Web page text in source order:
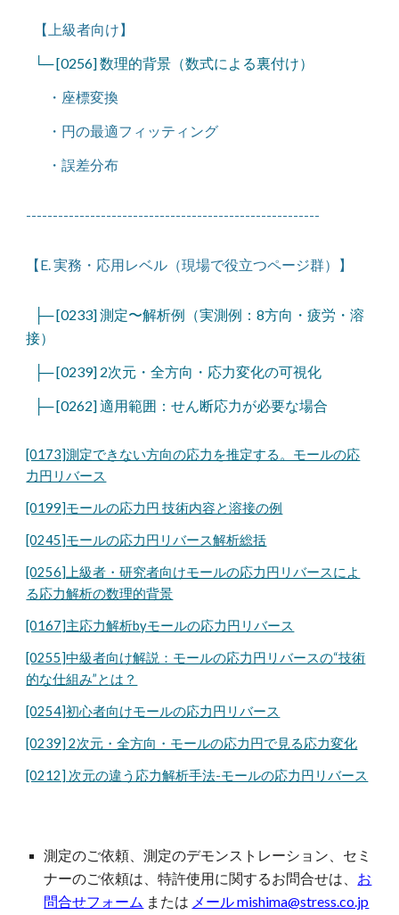
【上級者向け】
└─ [0256] 数理的背景（数式による裏付け）
・座標変換
・円の最適フィッティング
・誤差分布
-------------------------------------------------------
【E. 実務・応用レベル（現場で役立つページ群）】
├─ [0233] 測定〜解析例（実測例：8方向・疲労・溶
接）
├─ [0239] 2次元・全方向・応力変化の可視化
├─ [0262] 適用範囲：せん断応力が必要な場合
[0173]測定できない方向の応力を推定する。モールの応
力円リバース
[0199]モールの応力円 技術内容と溶接の例
[0245]モールの応力円リバース解析総括
[0256]上級者・研究者向けモールの応力円リバースによ
る応力解析の数理的背景
[0167]主応力解析byモールの応力円リバース
[0255]中級者向け解説：モールの応力円リバースの“技術
的な仕組み”とは？
[0254]初心者向けモールの応力円リバース
[0239] 2次元・全方向・モールの応力円で見る応力変化
[0212] 次元の違う応力解析手法-モールの応力円リバース
測定のご依頼、測定のデモンストレーション、セミ
ナーのご依頼は、特許使用に関するお問合せは、 お
問合せフォーム または メール mishima@stress.co.jp